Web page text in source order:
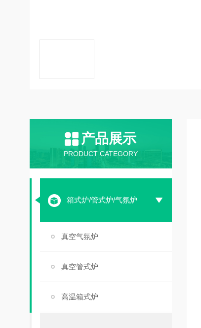
产品展示
PRODUCT CATEGORY
箱式炉/管式炉/气氛炉
真空气氛炉
真空管式炉
高温箱式炉